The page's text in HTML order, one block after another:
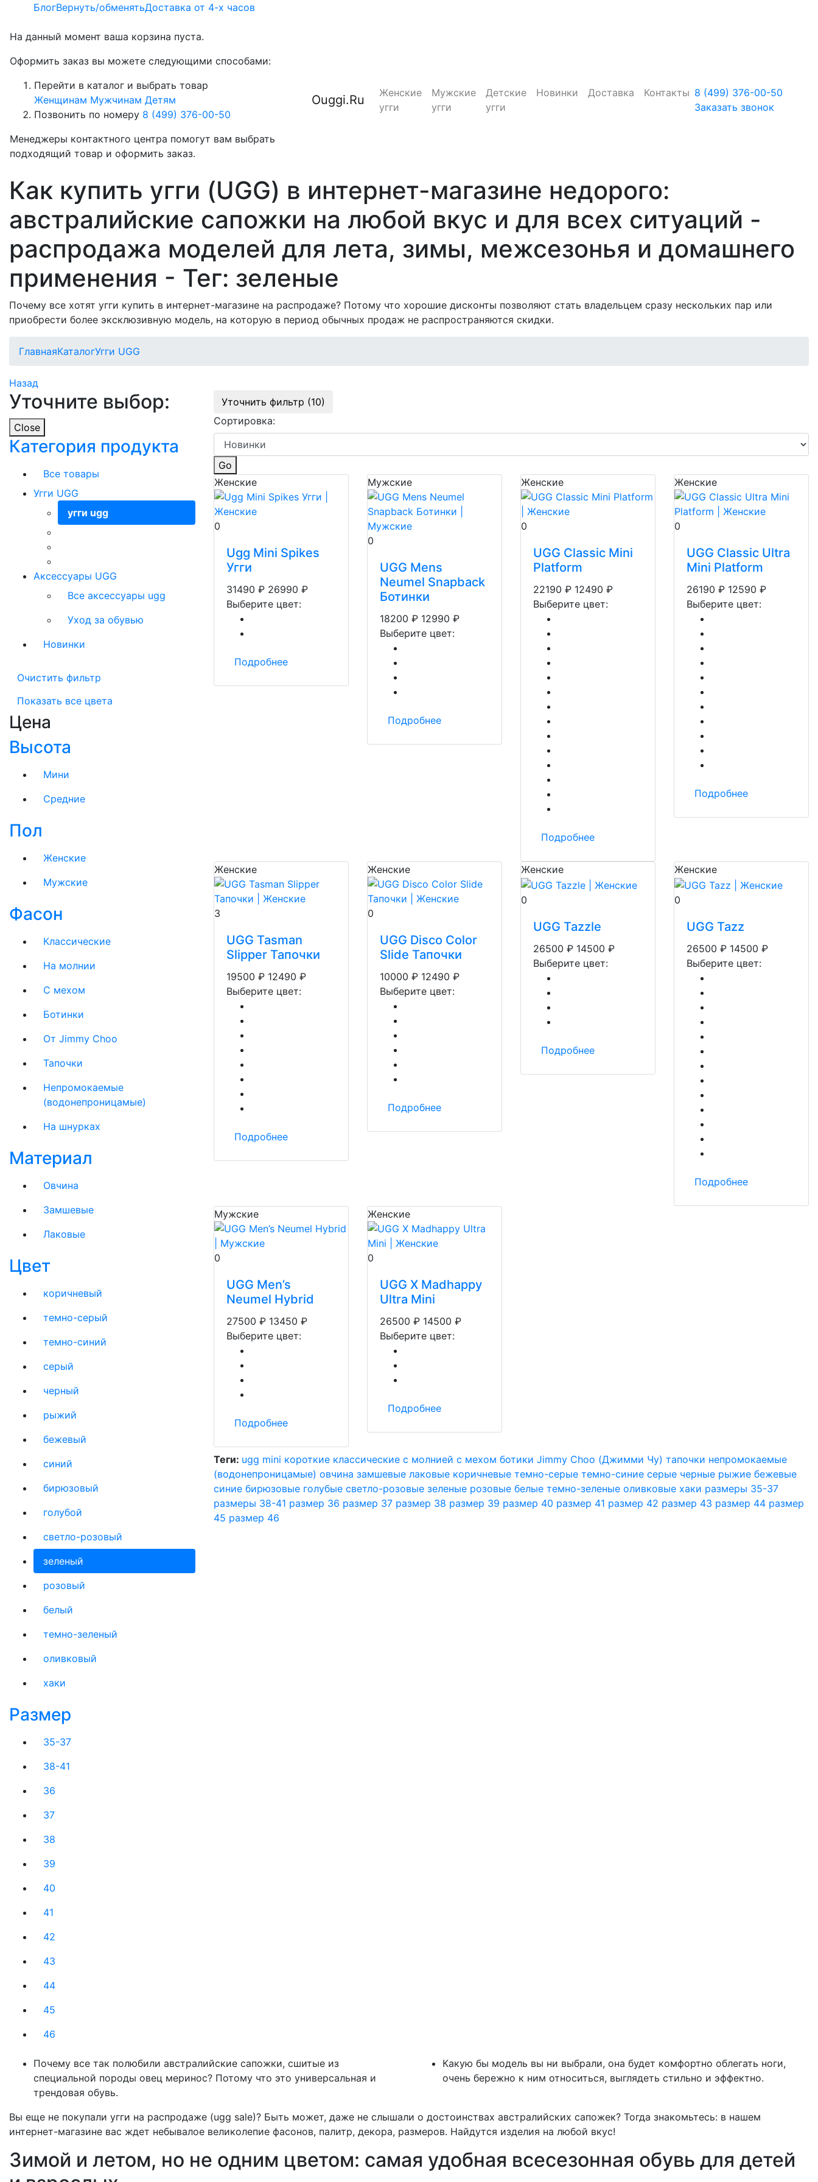
БлогВернуть/обменятьДоставка от 4-х часов
На данный момент ваша корзина пуста.
Оформить заказ вы можете следующими способами:
Перейти в каталог и выбрать товар
Женщинам Мужчинам Детям
Позвонить по номеру 8 (499) 376-00-50
Менеджеры контактного центра помогут вам выбрать
подходящий товар и оформить заказ.
Ouggi.Ru
Женские
угги
Мужские
угги
Детские
угги
Новинки Доставка Контакты 8 (499) 376-00-50
Заказать звонок
Как купить угги (UGG) в интернет-магазине недорого:
австралийские сапожки на любой вкус и для всех ситуаций -
распродажа моделей для лета, зимы, межсезонья и домашнего
применения - Тег: зеленые
Почему все хотят угги купить в интернет-магазине на распродаже? Потому что хорошие дисконты позволяют стать владельцем сразу нескольких пар или
приобрести более эксклюзивную модель, на которую в период обычных продаж не распространяются скидки.
ГлавнаяКаталогУгги UGG
Назад
Уточните выбор:
Close
Категория продукта
Все товары
Угги UGG
угги ugg
Аксессуары UGG
Все аксессуары ugg
Уход за обувью
Новинки
Очистить фильтр
Показать все цвета
Цена
Высота
Мини
Средние
Пол
Женские
Мужские
Фасон
Классические
На молнии
C мехом
Ботинки
От Jimmy Choo
Тапочки
Непромокаемые
(водонепроницамые)
На шнурках
Материал
Овчина
Замшевые
Лаковые
Цвет
коричневый
темно-серый
темно-синий
серый
черный
рыжий
бежевый
синий
бирюзовый
голубой
светло-розовый
зеленый
розовый
белый
темно-зеленый
оливковый
хаки
Размер
35-37
38-41
36
37
38
39
40
41
42
43
44
45
46
Уточнить фильтр (10)
Сортировка:
Go
Женские
0
Ugg Mini Spikes
Угги
31490 ₽ 26990 ₽
Выберите цвет:
Подробнее
Мужские
0
UGG Mens
Neumel Snapback
Ботинки
18200 ₽ 12990 ₽
Выберите цвет:
Подробнее
Женские
0
UGG Classic Mini
Platform
22190 ₽ 12490 ₽
Выберите цвет:
Подробнее
Женские
0
UGG Classic Ultra
Mini Platform
26190 ₽ 12590 ₽
Выберите цвет:
Подробнее
Женские
3
UGG Tasman
Slipper Тапочки
19500 ₽ 12490 ₽
Выберите цвет:
Подробнее
Женские
0
UGG Disco Color
Slide Тапочки
10000 ₽ 12490 ₽
Выберите цвет:
Подробнее
Женские
0
UGG Tazzle
26500 ₽ 14500 ₽
Выберите цвет:
Подробнее
Женские
0
UGG Tazz
26500 ₽ 14500 ₽
Выберите цвет:
Подробнее
Мужские
0
UGG Men’s
Neumel Hybrid
27500 ₽ 13450 ₽
Выберите цвет:
Подробнее
Женские
0
UGG X Madhappy
Ultra Mini
26500 ₽ 14500 ₽
Выберите цвет:
Подробнее
Теги: ugg mini короткие классические с молнией с мехом ботики Jimmy Choo (Джимми Чу) тапочки непромокаемые
(водонепроницамые) овчина замшевые лаковые коричневые темно-серые темно-синие серые черные рыжие бежевые
синие бирюзовые голубые светло-розовые зеленые розовые белые темно-зеленые оливковые хаки размеры 35-37
размеры 38-41 размер 36 размер 37 размер 38 размер 39 размер 40 размер 41 размер 42 размер 43 размер 44 размер
45 размер 46
Почему все так полюбили австралийские сапожки, сшитые из
специальной породы овец меринос? Потому что это универсальная и
трендовая обувь.
Какую бы модель вы ни выбрали, она будет комфортно облегать ноги,
очень бережно к ним относиться, выглядеть стильно и эффектно.
Вы еще не покупали угги на распродаже (ugg sale)? Быть может, даже не слышали о достоинствах австралийских сапожек? Тогда знакомьтесь: в нашем
интернет-магазине вас ждет небывалое великолепие фасонов, палитр, декора, размеров. Найдутся изделия на любой вкус!
Зимой и летом, но не одним цветом: самая удобная всесезонная обувь для детей